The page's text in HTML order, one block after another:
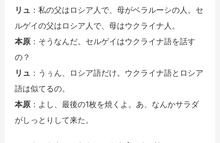
リュ ：私の父はロシア人で、母がベラルーシの人。セ
ルゲイの父はロシア人で、母はウクライナ人。
本原 ：そうなんだ。セルゲイはウクライナ語を話す
の？
リュ ：うぅん、ロシア語だけ。ウクライナ語とロシア
語は似てるの。
本原 ：よし、最後の1枚を焼くよ。あ、なんかサラダ
がしっとりして来た。